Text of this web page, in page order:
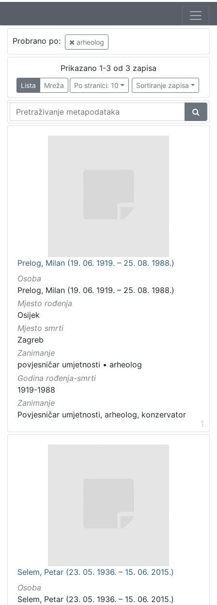
Probrano po: arheolog
Prikazano 1-3 od 3 zapisa
Lista Mreža Po stranici: 10 Sortiranje zapisa
Prelog, Milan (19. 06. 1919. – 25. 08. 1988.)
Osoba
Prelog, Milan (19. 06. 1919. – 25. 08. 1988.)
Mjesto rođenja
Osijek
Mjesto smrti
Zagreb
Zanimanje
povjesničar umjetnosti • arheolog
Godina rođenja-smrti
1919-1988
Zanimanje
Povjesničar umjetnosti, arheolog, konzervator
1
Selem, Petar (23. 05. 1936. – 15. 06. 2015.)
Osoba
Selem, Petar (23. 05. 1936. – 15. 06. 2015.)